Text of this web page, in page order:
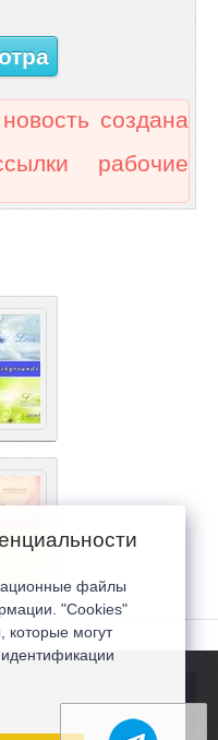
создана
рабочие
файлы
"Cookies"
которые могут